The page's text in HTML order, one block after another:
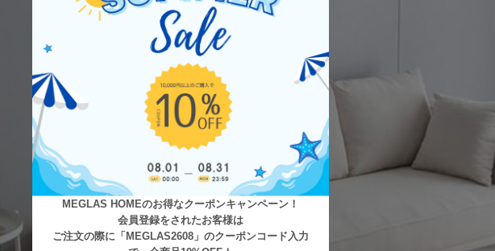
MEGLAS HOMEのお得なクーポンキャンペーン！
会員登録をされたお客様は
ご注文の際に「MEGLAS2608」のクーポンコード入力